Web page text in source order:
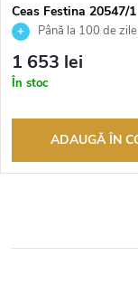
Ceas Festina 20547/1
Până la 100 de
returnarea bunurilor.
autorizat
1 653 lei
În stoc
ADAUGĂ ÎN